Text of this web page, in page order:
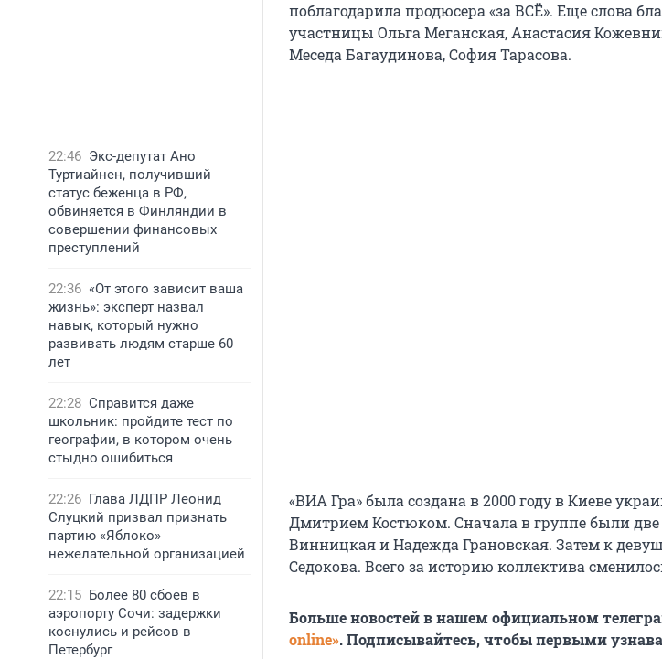
22:46 Экс-депутат Ано
Туртиайнен, получивший
статус беженца в РФ,
обвиняется в Финляндии в
совершении финансовых
преступлений
22:36 «От этого зависит ваша
жизнь»: эксперт назвал
навык, который нужно
развивать людям старше 60
лет
22:28 Справится даже
школьник: пройдите тест по
географии, в котором очень
стыдно ошибиться
22:26 Глава ЛДПР Леонид
Слуцкий призвал признать
партию «Яблоко»
нежелательной организацией
22:15 Более 80 сбоев в
аэропорту Сочи: задержки
коснулись и рейсов в
Петербург
поблагодарила продюсера «за ВСË». Еще слова
участницы Ольга Меганская, Анастасия
Меседа Багаудинова, София Тарасова.
«ВИА Гра» была создана в 2000 году в Киеве
Дмитрием Костюком. Сначала в группе были
Винницкая и Надежда Грановская. Затем к
Седокова. Всего за историю коллектива
Больше новостей в нашем официальном
online». Подписывайтесь, чтобы первыми